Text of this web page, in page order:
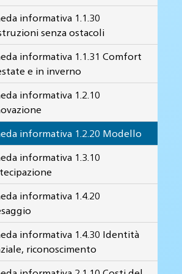
informativa 1.1.30
senza ostacoli
informativa 1.1.31 Comfort
e in inverno
informativa 1.2.10
informativa 1.2.20 Modello
informativa 1.3.10
informativa 1.4.20
informativa 1.4.30 Identità
riconoscimento